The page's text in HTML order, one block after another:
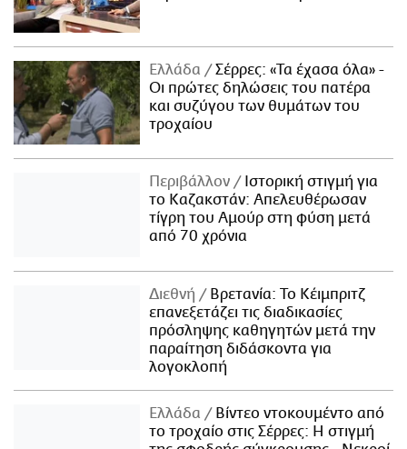
Ελλάδα
Σέρρες: «Τα έχασα όλα» -
Οι πρώτες δηλώσεις του πατέρα
και συζύγου των θυμάτων του
τροχαίου
Περιβάλλον
Ιστορική στιγμή για
το Καζακστάν: Απελευθέρωσαν
τίγρη του Αμούρ στη φύση μετά
από 70 χρόνια
Διεθνή
Βρετανία: Το Κέιμπριτζ
επανεξετάζει τις διαδικασίες
πρόσληψης καθηγητών μετά την
παραίτηση διδάσκοντα για
λογοκλοπή
Ελλάδα
Βίντεο ντοκουμέντο από
το τροχαίο στις Σέρρες: Η στιγμή